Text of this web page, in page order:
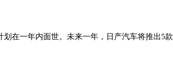
在一年内面世。未来一年，日产汽车将推出5